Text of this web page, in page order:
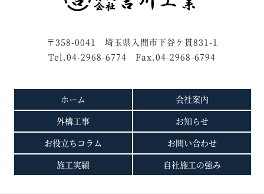
〒358-0041 埼玉県入間市下谷ケ貫831-1
Tel.04-2968-6774 Fax.04-2968-6794
ホーム
外構工事
お役立ちコラム
施工実績
自社施工の強み
会社案内
お知らせ
お問い合わせ